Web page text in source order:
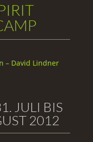
– David Lindner
JULI BIS
2012